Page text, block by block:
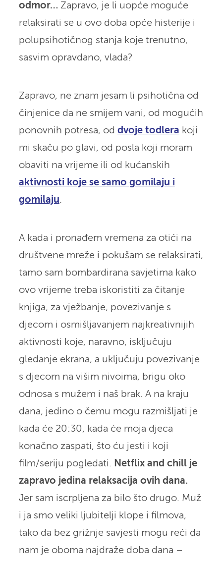
odmor…Zapravo, je li uopće moguće
relaksirati se u ovo doba opće histerije i
polupsihotičnog stanja koje trenutno,
sasvim opravdano, vlada?
Zapravo, ne znam jesam li psihotična od
činjenice da ne smijem vani, od mogućih
ponovnih potresa, od dvoje todlera koji
mi skaču po glavi, od posla koji moram
obaviti na vrijeme ili od kućanskih
aktivnosti koje se samo gomilaju i
gomilaju.
A kada i pronađem vremena za otići na
društvene mreže i pokušam se relaksirati,
tamo sam bombardirana savjetima kako
ovo vrijeme treba iskoristiti za čitanje
knjiga, za vježbanje, povezivanje s
djecom i osmišljavanjem najkreativnijih
aktivnosti koje, naravno, isključuju
gledanje ekrana, a uključuju povezivanje
s djecom na višim nivoima, brigu oko
odnosa s mužem i naš brak. A na kraju
dana, jedino o čemu mogu razmišljati je
kada će 20:30, kada će moja djeca
konačno zaspati, što ću jesti i koji
film/seriju pogledati. Netflix and chill je
zapravo jedina relaksacija ovih dana.
Jer sam iscrpljena za bilo što drugo. Muž
i ja smo veliki ljubitelji klope i filmova,
tako da bez grižnje savjesti mogu reći da
nam je oboma najdraže doba dana –